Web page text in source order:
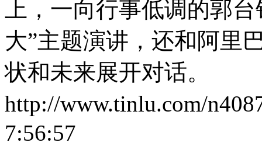
上，一向行事低调的郭
大”主题演讲，还和阿里
状和未来展开对话。
http://www.tinlu.com/
7:56:57